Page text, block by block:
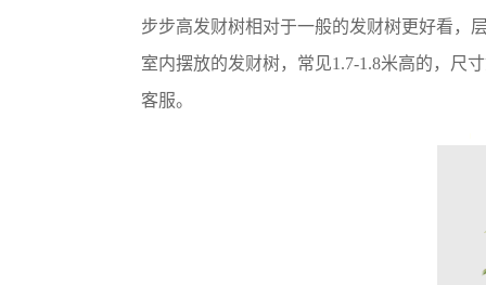
步步高发财树相对于一般的发财树更好看，
室内摆放的发财树，常见1.7-1.8米高的，尺
客服。